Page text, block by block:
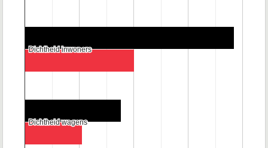
Dichtheid inwoners
Dichtheid inwoners
Dichtheid wagens
Dichtheid wagens